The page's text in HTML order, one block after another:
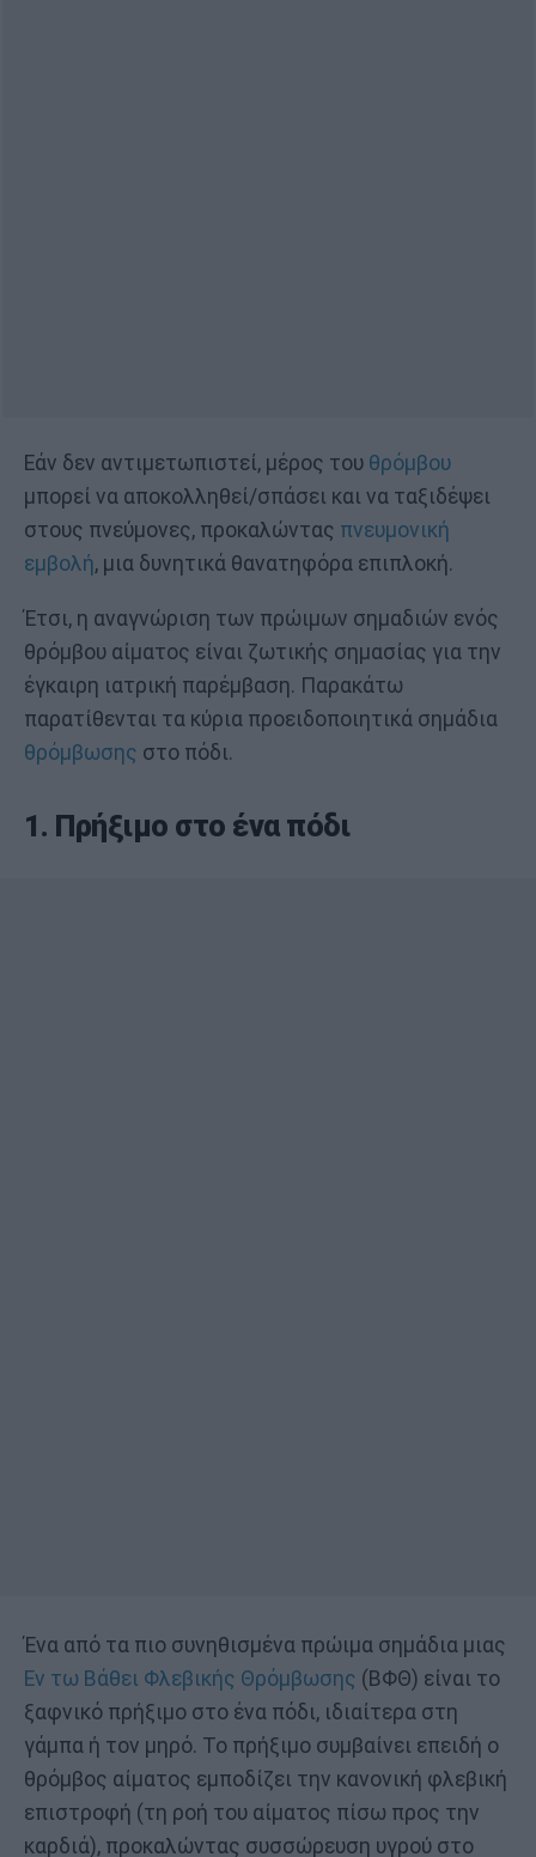
Εάν δεν αντιμετωπιστεί, μέρος του θρόμβου
μπορεί να αποκολληθεί/σπάσει και να ταξιδέψει
στους πνεύμονες, προκαλώντας πνευμονική
εμβολή, μια δυνητικά θανατηφόρα επιπλοκή.
Έτσι, η αναγνώριση των πρώιμων σημαδιών ενός
θρόμβου αίματος είναι ζωτικής σημασίας για την
έγκαιρη ιατρική παρέμβαση. Παρακάτω
παρατίθενται τα κύρια προειδοποιητικά σημάδια
θρόμβωσης στο πόδι.
1. Πρήξιμο στο ένα πόδι
Ένα από τα πιο συνηθισμένα πρώιμα σημάδια μιας
Εν τω Βάθει Φλεβικής Θρόμβωσης (ΒΦΘ) είναι το
ξαφνικό πρήξιμο στο ένα πόδι, ιδιαίτερα στη
γάμπα ή τον μηρό. Το πρήξιμο συμβαίνει επειδή ο
θρόμβος αίματος εμποδίζει την κανονική φλεβική
επιστροφή (τη ροή του αίματος πίσω προς την
καρδιά), προκαλώντας συσσώρευση υγρού στο